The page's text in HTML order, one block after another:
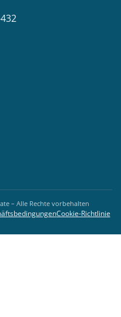
– Alle Rechte vorbehalten
Cookie-Richtlinie